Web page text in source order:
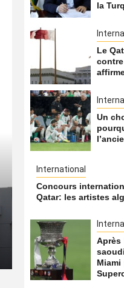
International
Le
du Qatar
8 août 2026 Qatarien
la
Le
Un
International
Concours
Qatar: les artistes
Après